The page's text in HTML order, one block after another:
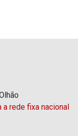
a rede fixa nacional